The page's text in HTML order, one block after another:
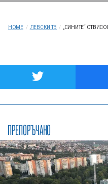
HOME / ЛЕВСКИ ТВ / „СИНИТЕ“
ПРЕПОРЪЧАНО